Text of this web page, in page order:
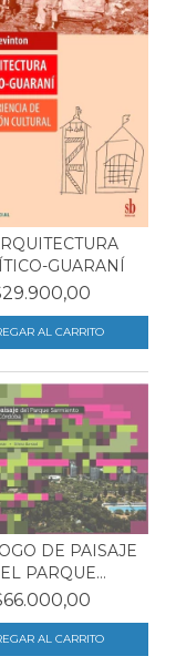
GUARANÍ
DE PAISAJE
PARQUE